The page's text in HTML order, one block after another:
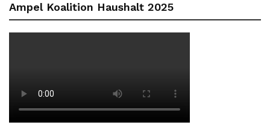
Ampel Koalition Haushalt 2025